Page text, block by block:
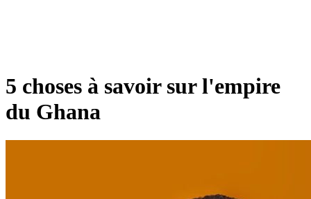
5 choses à savoir sur l'empire
du Ghana